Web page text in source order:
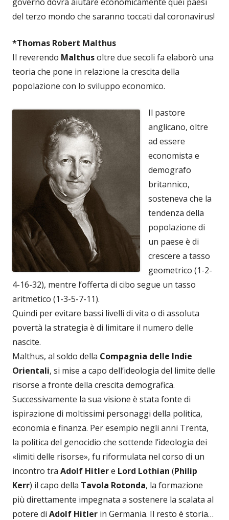
del terzo mondo che saranno toccati dal coronavirus!
*Thomas Robert Malthus
Il reverendo Malthusoltre due secoli fa elaborò una
teoria che pone in relazione la crescita della
popolazione con lo sviluppo economico.
Il pastore
anglicano, oltre
ad essere
economista e
demografo
britannico,
sosteneva che la
tendenza della
popolazione di
un paese è di
crescere a tasso
geometrico (1-2-
4-16-32), mentre l’offerta di cibo segue un tasso
aritmetico (1-3-5-7-11).
Quindi per evitare bassi livelli di vita o di assoluta
povertà la strategia è di limitare il numero delle
nascite.
Malthus, al soldo della Compagnia delle Indie
Orientali, si mise a capo dell’ideologia del limite delle
risorse a fronte della crescita demografica.
Successivamente la sua visione è stata fonte di
ispirazione di moltissimi personaggi della politica,
economia e finanza. Per esempio negli anni Trenta,
la politica del genocidio che sottende l’ideologia dei
«limiti delle risorse», fu riformulata nel corso di un
incontro tra Adolf Hitlere Lord Lothian (Philip
Kerr) il capo della Tavola Rotonda, la formazione
più direttamente impegnata a sostenere la scalata al
potere di Adolf Hitler in Germania. Il resto è storia…